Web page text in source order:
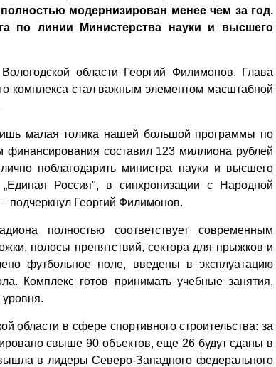
модернизирован менее чем за год.
по линии Министерства науки и высшего
области Георгий Филимонов. Глава
комплекса стал важным элементом масштабной
малая толика нашей большой программы по
составил 123 миллиона рублей
поблагодарить министра науки и высшего
Россия", в синхронизации с Народной
подчеркнул Георгий Филимонов.
полностью соответствует современным
полосы препятствий, сектора для прыжков и
футбольное поле, введены в эксплуатацию
Комплекс готов принимать учебные занятия,
области в сфере спортивного строительства: за
свыше 90 объектов, еще 26 будут сданы в
в лидеры Северо-Западного федерального